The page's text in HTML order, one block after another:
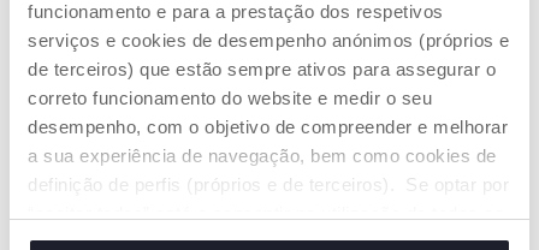
funcionamento e para a prestação dos respetivos
serviços e cookies de desempenho anónimos (próprios e
de terceiros) que estão sempre ativos para assegurar o
correto funcionamento do website e medir o seu
desempenho, com o objetivo de compreender e melhorar
a sua experiência de navegação, bem como cookies de
definição de perfis (próprios e de terceiros). Se optar por
cookies. Se quiser saber mais, alterar ou revogar o
MORANGO
ADOLESCENTES